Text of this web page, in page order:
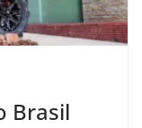
Brasil